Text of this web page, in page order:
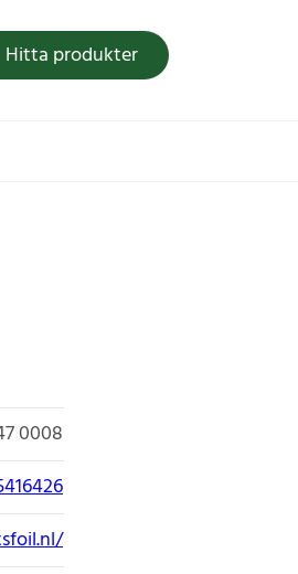
Hitta produkter
0008